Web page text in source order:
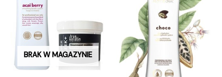
BRAK W MAGAZYNIE